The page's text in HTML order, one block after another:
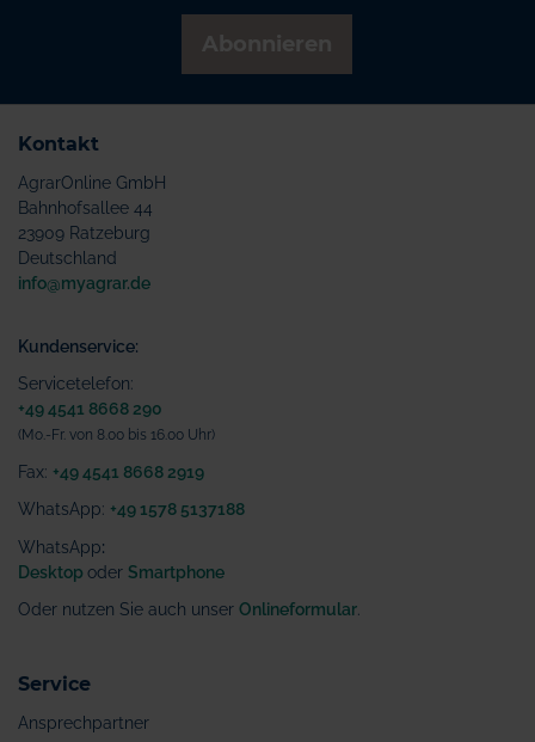
Kontakt
AgrarOnline GmbH
Bahnhofsallee 44
23909 Ratzeburg
Deutschland
info@myagrar.de
Kundenservice:
Servicetelefon:
+49 4541 8668 290
(Mo.-Fr. von 8.00 bis 16.00 Uhr)
Fax: +49 4541 8668 2919
WhatsApp: +49 1578 5137188
WhatsApp:
Desktop oder Smartphone
Oder nutzen Sie auch unser Onlineformular
Service
Ansprechpartner